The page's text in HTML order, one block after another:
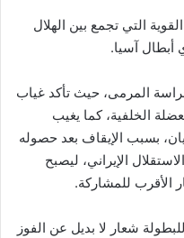
القوية التي تجمع بين الهلال
أبطال آسيا.
المرمى، حيث تأكد غياب
الخلفية، كما يغيب
بسبب الإيقاف بعد حصوله
الإيراني، ليصبح
الأقرب للمشاركة.
شعار لا بديل عن الفوز